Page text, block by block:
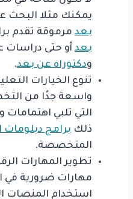
يمكنك مثلا البحث
بعد مرموقة تقدم
بعد أو حتى دراسات
ودكتوراه عن بعد.
تنوع الخيارات
واسعة جدًا من
التي تلبي اهتمامات
ذلك برامج
المتخصصة.
تطوير المهارات
مهارات ضرورية في
استخدام المنصات